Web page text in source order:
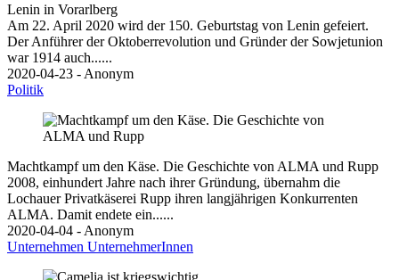
Lenin in Vorarlberg
Am 22. April 2020 wird der 150. Geburtstag von Lenin gefeiert.
Der Anführer der Oktoberrevolution und Gründer der Sowjetunion
war 1914 auch......
2020-04-23 - Anonym
Politik
Machtkampf um den Käse. Die Geschichte von ALMA und Rupp
2008, einhundert Jahre nach ihrer Gründung, übernahm die
Lochauer Privatkäserei Rupp ihren langjährigen Konkurrenten
ALMA. Damit endete ein......
2020-04-04 - Anonym
Unternehmen UnternehmerInnen